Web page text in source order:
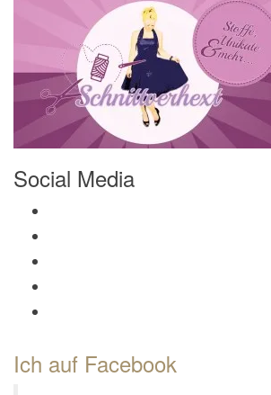
Social Media
Ich auf Facebook